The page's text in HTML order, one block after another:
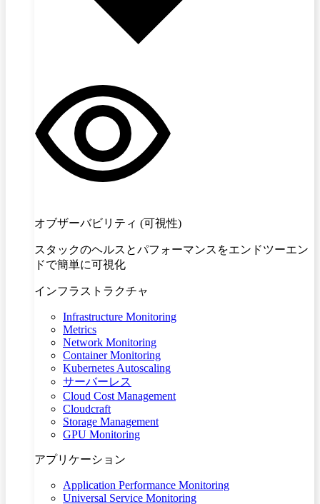
オブザーバビリティ (可視性)
スタックのヘルスとパフォーマンスをエンドツーエン
ドで簡単に可視化
インフラストラクチャ
Infrastructure Monitoring
Metrics
Network Monitoring
Container Monitoring
Kubernetes Autoscaling
サーバーレス
Cloud Cost Management
Cloudcraft
Storage Management
GPU Monitoring
アプリケーション
Application Performance Monitoring
Universal Service Monitoring